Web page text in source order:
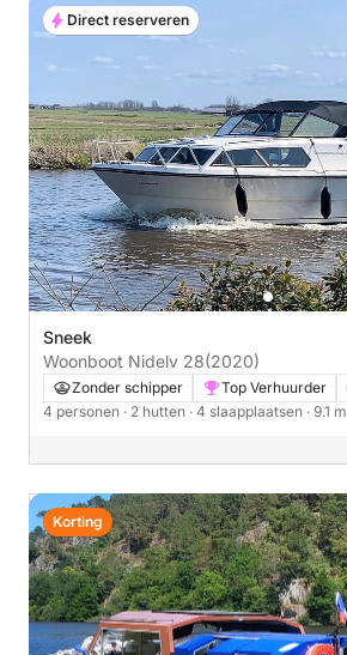
Sneek
Woonboot Nidelv 28(2020)
Zonder schipper Top Verhuurder
4 personen · 2 hutten · 4 slaapplaatsen · 9.1 m
Direct reserveren
Korting